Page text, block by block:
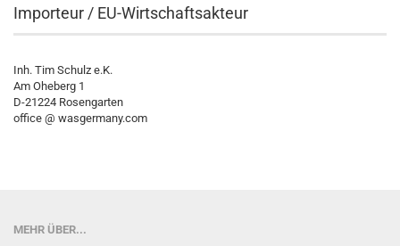
Importeur / EU-Wirtschaftsakteur
Inh. Tim Schulz e.K.
Am Oheberg 1
D-21224 Rosengarten
office @ wasgermany.com
MEHR ÜBER...